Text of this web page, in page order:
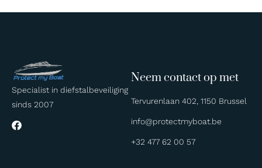
Specialist in diefstalbeveiliging
sinds 2007
Neem contact op met
Tervurenlaan 402, 1150 Brussel
info@protectmyboat.be
+32 477 62 00 57